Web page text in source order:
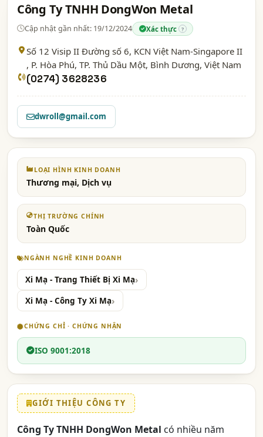
Công Ty TNHH DongWon Metal
Cập nhật gần nhất: 19/12/2024 Xác thực ?
Số 12 Visip II Đường số 6, KCN Việt Nam-Singapore II
, P. Hòa Phú, TP. Thủ Dầu Một, Bình Dương, Việt Nam
(0274) 3628236
dwroll@gmail.com
LOẠI HÌNH KINH DOANH
Thương mại, Dịch vụ
THỊ TRƯỜNG CHÍNH
Toàn Quốc
NGÀNH NGHỀ KINH DOANH
Xi Mạ - Trang Thiết Bị Xi Mạ
Xi Mạ - Công Ty Xi Mạ
CHỨNG CHỈ · CHỨNG NHẬN
ISO 9001:2018
GIỚI THIỆU CÔNG TY
Công Ty TNHH DongWon Metal có nhiều năm